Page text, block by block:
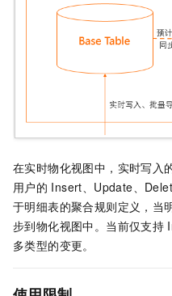
在实时物化视图中，实时写入
用户的 Insert、Update、
于明细表的聚合规则定义，当
步到物化视图中。当前仅支持
多类型的变更。